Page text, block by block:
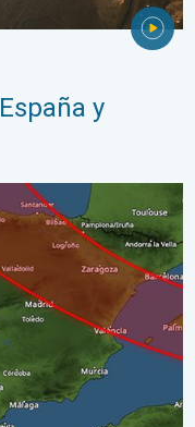
y
que necesitas saber.